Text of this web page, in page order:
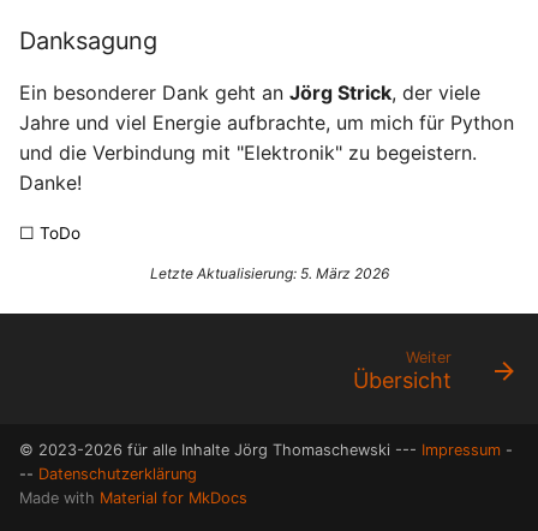
Danksagung
Ein besonderer Dank geht an Jörg Strick, der viele
Jahre und viel Energie aufbrachte, um mich für Python
und die Verbindung mit "Elektronik" zu begeistern.
Danke!
☐ ToDo
Letzte Aktualisierung: 5. März 2026
Weiter
Übersicht
© 2023-2026 für alle Inhalte Jörg Thomaschewski --- Impressum -
-- Datenschutzerklärung
Made with Material for MkDocs